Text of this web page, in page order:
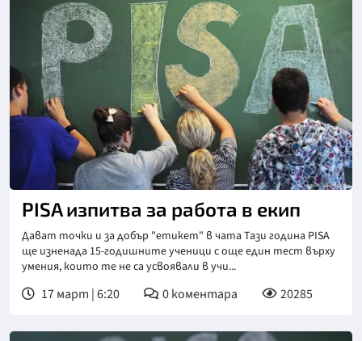
PISA изпитва за работа в екип
Дават точки и за добър "етикет" в чата Тази година PISA
ще изненада 15-годишните ученици с още един тест върху
умения, които те не са усвоявали в учи...
17 март | 6:20 0коментара 20285